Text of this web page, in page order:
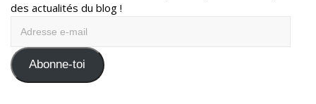
des actualités du blog !
mail Abonne-toi